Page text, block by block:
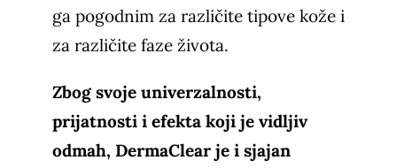
ga pogodnim za različite tipove kože i
za različite faze života.
Zbog svoje univerzalnosti,
prijatnosti i efekta koji je vidljiv
odmah, DermaClear je i sjajan